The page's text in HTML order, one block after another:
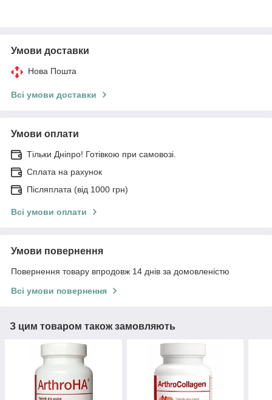
Умови доставки
Нова Пошта
Всі умови доставки
Умови оплати
Тільки Дніпро! Готівкою при самовозі.
Сплата на рахунок
Післяплата (від 1000 грн)
Всі умови оплати
Умови повернення
Повернення товару впродовж 14 днів за домовленістю
Всі умови повернення
З цим товаром також замовляють